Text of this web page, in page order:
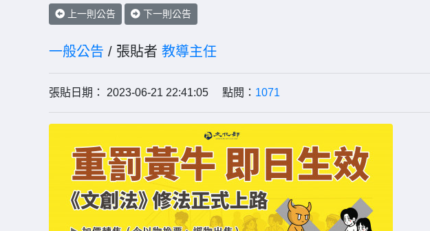
上一則公告 下一則公告
一般公告 / 張貼者 教導主任
張貼日期： 2023-06-21 22:41:05 點閱： 1071